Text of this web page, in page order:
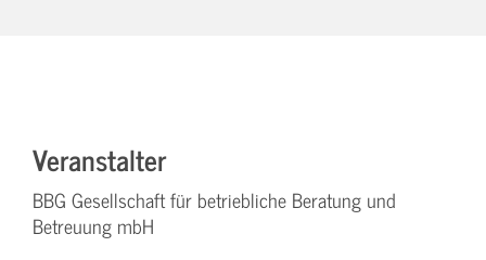
Veranstalter
BBG Gesellschaft für betriebliche Beratung und
Betreuung mbH